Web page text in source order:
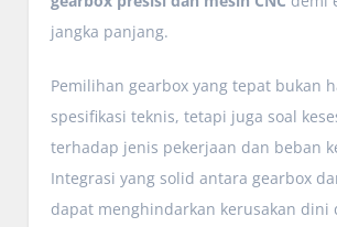
jangka panjang.
Pemilihan gearbox yang tepat bukan
spesifikasi teknis, tetapi juga soal
terhadap jenis pekerjaan dan beban
Integrasi yang solid antara gearbox
dapat menghindarkan kerusakan dini